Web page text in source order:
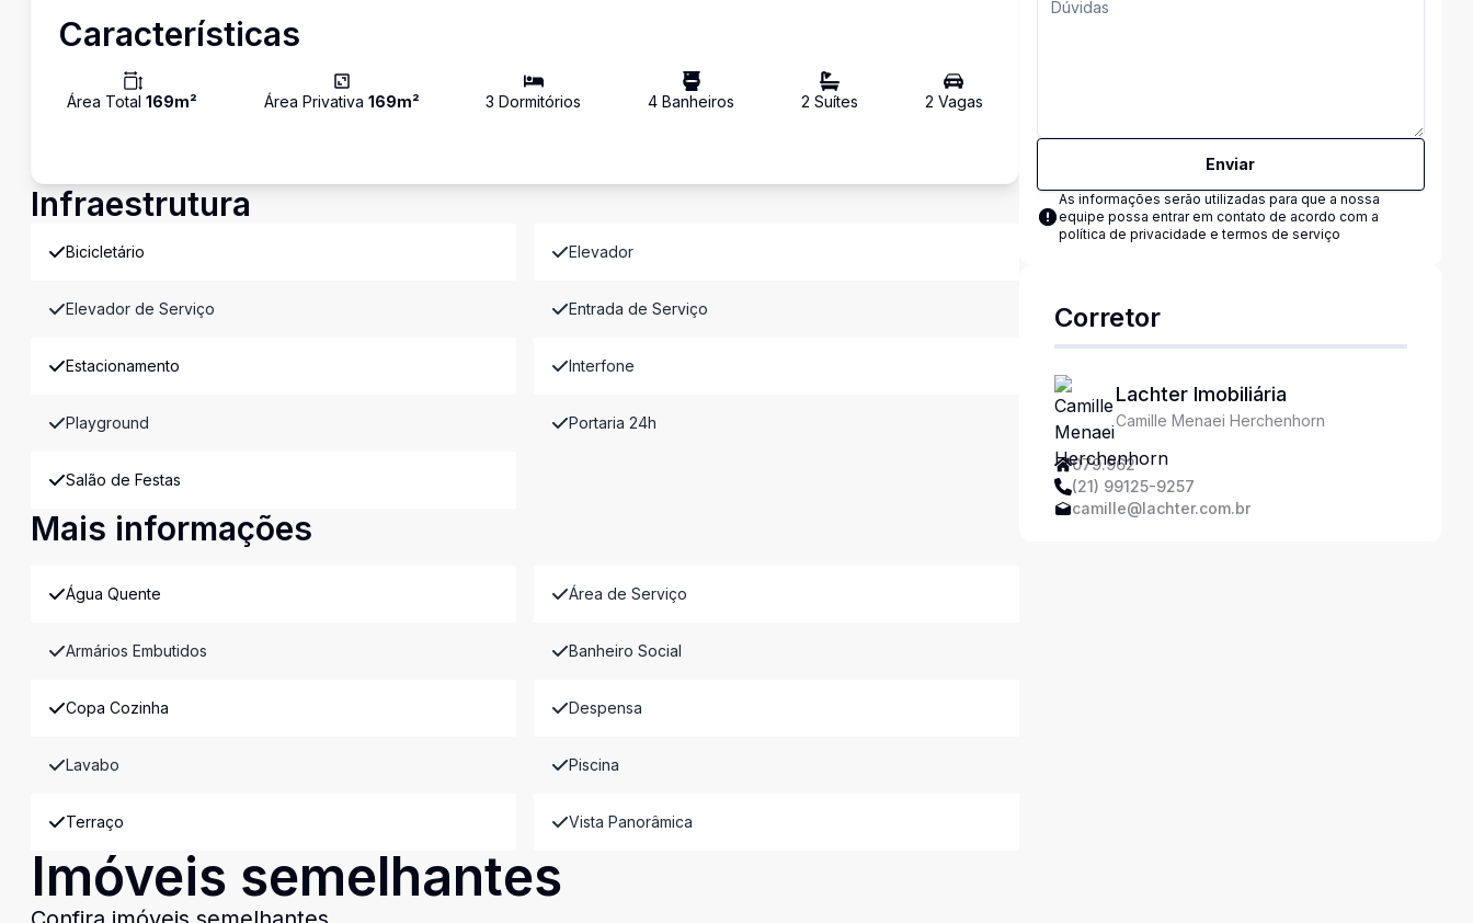
Características
Área Total 169m² Área Privativa 169m² 3 Dormitórios 4 Banheiros 2 Suítes 2 Vagas
Infraestrutura
Bicicletário Elevador
Elevador de Serviço Entrada de Serviço
Estacionamento Interfone
Playground Portaria 24h
Salão de Festas
Mais informações
Água Quente Área de Serviço
Armários Embutidos Banheiro Social
Copa Cozinha Despensa
Lavabo Piscina
Terraço Vista Panorâmica
Imóveis semelhantes
Enviar
As informações serão utilizadas para que a nossa
equipe possa entrar em contato de acordo com a
política de privacidade e termos de serviço
Corretor
Lachter Imobiliária
Camille Menaei Herchenhorn
079.962
(21) 99125-9257
camille@lachter.com.br